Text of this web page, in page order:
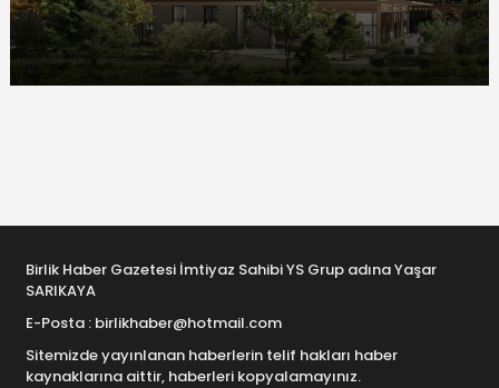
Birlik Haber Gazetesi İmtiyaz Sahibi YS Grup adına Yaşar
SARIKAYA
E-Posta : birlikhaber@hotmail.com
Sitemizde yayınlanan haberlerin telif hakları haber
kaynaklarına aittir, haberleri kopyalamayınız.